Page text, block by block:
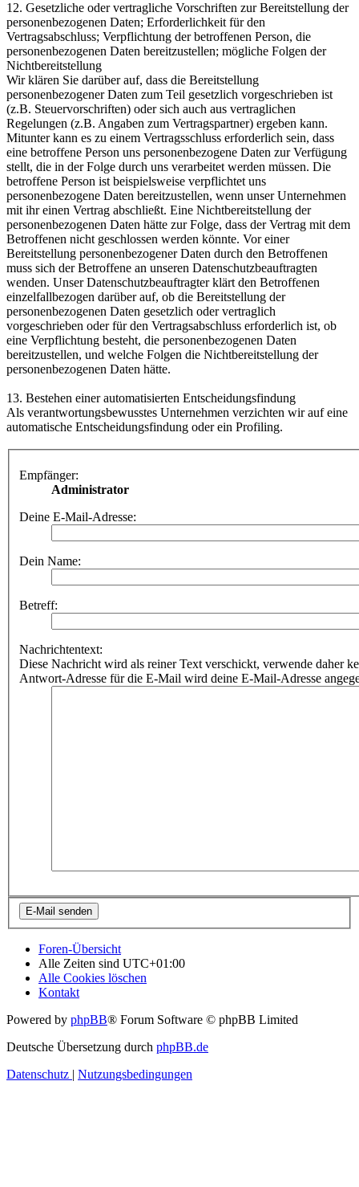
12. Gesetzliche oder vertragliche Vorschriften zur Bereitstellung der
personenbezogenen Daten; Erforderlichkeit für den
Vertragsabschluss; Verpflichtung der betroffenen Person, die
personenbezogenen Daten bereitzustellen; mögliche Folgen der
Nichtbereitstellung
Wir klären Sie darüber auf, dass die Bereitstellung
personenbezogener Daten zum Teil gesetzlich vorgeschrieben ist
(z.B. Steuervorschriften) oder sich auch aus vertraglichen
Regelungen (z.B. Angaben zum Vertragspartner) ergeben kann.
Mitunter kann es zu einem Vertragsschluss erforderlich sein, dass
eine betroffene Person uns personenbezogene Daten zur Verfügung
stellt, die in der Folge durch uns verarbeitet werden müssen. Die
betroffene Person ist beispielsweise verpflichtet uns
personenbezogene Daten bereitzustellen, wenn unser Unternehmen
mit ihr einen Vertrag abschließt. Eine Nichtbereitstellung der
personenbezogenen Daten hätte zur Folge, dass der Vertrag mit dem
Betroffenen nicht geschlossen werden könnte. Vor einer
Bereitstellung personenbezogener Daten durch den Betroffenen
muss sich der Betroffene an unseren Datenschutzbeauftragten
wenden. Unser Datenschutzbeauftragter klärt den Betroffenen
einzelfallbezogen darüber auf, ob die Bereitstellung der
personenbezogenen Daten gesetzlich oder vertraglich
vorgeschrieben oder für den Vertragsabschluss erforderlich ist, ob
eine Verpflichtung besteht, die personenbezogenen Daten
bereitzustellen, und welche Folgen die Nichtbereitstellung der
personenbezogenen Daten hätte.
13. Bestehen einer automatisierten Entscheidungsfindung
Als verantwortungsbewusstes Unternehmen verzichten wir auf eine
automatische Entscheidungsfindung oder ein Profiling.
Empfänger:
Administrator
Deine E-Mail-Adresse:
Dein Name:
Betreff:
Nachrichtentext:
Diese Nachricht wird als reiner Text verschickt, verwende daher
Antwort-Adresse für die E-Mail wird deine E-Mail-Adresse
Foren-Übersicht
Alle Zeiten sind UTC+01:00
Alle Cookies löschen
Kontakt
Powered by phpBB® Forum Software © phpBB Limited
Deutsche Übersetzung durch phpBB.de
Datenschutz
Nutzungsbedingungen